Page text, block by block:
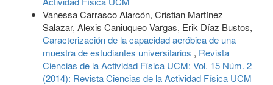
Vanessa Carrasco Alarcón, Cristian Martínez
Salazar, Alexis Caniuqueo Vargas, Erik Díaz Bustos,
Caracterización de la capacidad aeróbica de una
muestra de estudiantes universitarios , Revista
Ciencias de la Actividad Física UCM: Vol. 15 Núm. 2
(2014): Revista Ciencias de la Actividad Física UCM